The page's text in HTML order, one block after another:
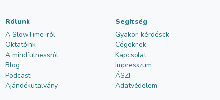
Rólunk
A SlowTime-ról
Oktatóink
A mindfulnessről
Blog
Podcast
Ajándékutalvány
Segítség
Gyakori kérdések
Cégeknek
Kapcsolat
Impresszum
ÁSZF
Adatvédelem